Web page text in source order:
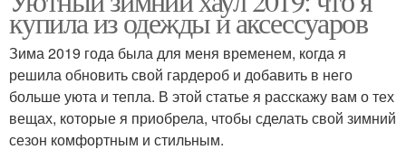
купила из одежды и аксессуаров
Зима 2019 года была для меня временем, когда я
решила обновить свой гардероб и добавить в него
больше уюта и тепла. В этой статье я расскажу вам о тех
вещах, которые я приобрела, чтобы сделать свой зимний
сезон комфортным и стильным.